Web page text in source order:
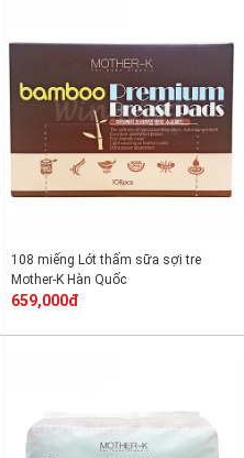
108 miếng Lót thấm sữa sợi tre
Mother-K Hàn Quốc
659,000đ